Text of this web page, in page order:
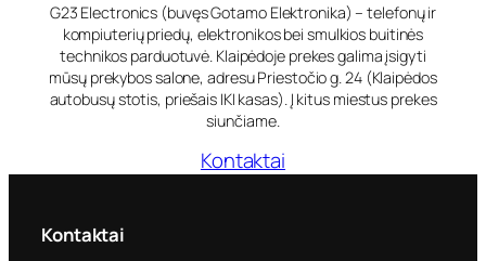
G23 Electronics (buvęs Gotamo Elektronika) – telefonų ir
kompiuterių priedų, elektronikos bei smulkios buitinės
technikos parduotuvė. Klaipėdoje prekes galima įsigyti
mūsų prekybos salone, adresu Priestočio g. 24 (Klaipėdos
autobusų stotis, priešais IKI kasas). Į kitus miestus prekes
siunčiame.
Kontaktai
Kontaktai